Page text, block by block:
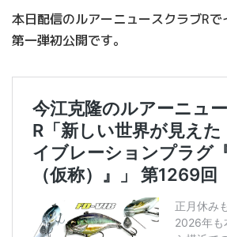
本日配信のルアーニュースクラブR
第一弾初公開です。